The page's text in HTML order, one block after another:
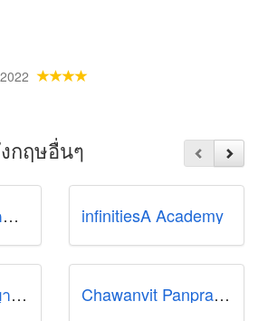
กฤษอื่นๆ
กมลวรรณ มณีรัตน์ (แยม) infinitiesA Academy
เปมิกา สาสนทาญาติ (แสตมป์) Chawanvit Panprasert (Toon)